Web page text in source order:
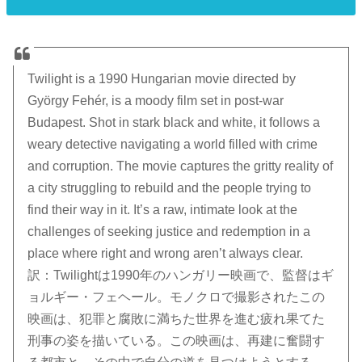
Twilight is a 1990 Hungarian movie directed by
György Fehér, is a moody film set in post-war
Budapest. Shot in stark black and white, it follows a
weary detective navigating a world filled with crime
and corruption. The movie captures the gritty reality of
a city struggling to rebuild and the people trying to
find their way in it. It’s a raw, intimate look at the
challenges of seeking justice and redemption in a
place where right and wrong aren’t always clear.
訳：Twilightは1990年のハンガリー映画で、監督はギ
ョルギー・フェヘール。モノクロで撮影されたこの
映画は、犯罪と腐敗に満ちた世界を進む疲れ果てた
刑事の姿を描いている。この映画は、再建に奮闘す